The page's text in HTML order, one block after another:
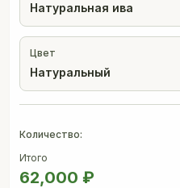
Натуральная ива
Цвет
Натуральный
Количество:
Итого
62,000 ₽